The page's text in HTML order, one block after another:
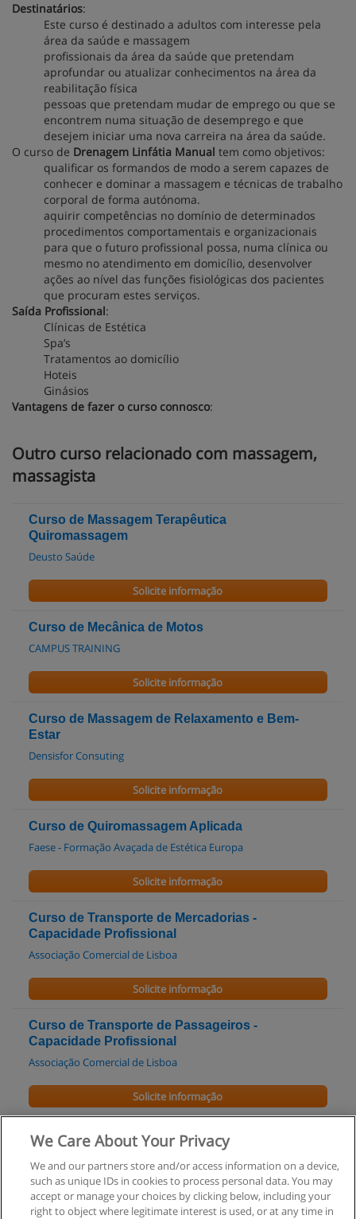
Destinatários:
Este curso é destinado a adultos com interesse pela
área da saúde e massagem
profissionais da área da saúde que pretendam
aprofundar ou atualizar conhecimentos na área da
reabilitação física
pessoas que pretendam mudar de emprego ou que se
encontrem numa situação de desemprego e que
desejem iniciar uma nova carreira na área da saúde.
O curso de Drenagem Linfátia Manual tem como objetivos:
qualificar os formandos de modo a serem capazes de
conhecer e dominar a massagem e técnicas de trabalho
corporal de forma autónoma.
aquirir competências no domínio de determinados
procedimentos comportamentais e organizacionais
para que o futuro profissional possa, numa clínica ou
mesmo no atendimento em domicílio, desenvolver
ações ao nível das funções fisiológicas dos pacientes
que procuram estes serviços.
Saída Profissional:
Clínicas de Estética
Spa’s
Tratamentos ao domicílio
Hoteis
Ginásios
Vantagens de fazer o curso connosco:
Outro curso relacionado com massagem,
massagista
Curso de Massagem Terapêutica
Quiromassagem
Deusto Saúde
Solicite informação
Curso de Mecânica de Motos
CAMPUS TRAINING
Solicite informação
Curso de Massagem de Relaxamento e Bem-
Estar
Densisfor Consuting
Solicite informação
Curso de Quiromassagem Aplicada
Faese - Formação Avaçada de Estética Europa
Solicite informação
Curso de Transporte de Mercadorias -
Capacidade Profissional
Associação Comercial de Lisboa
Solicite informação
Curso de Transporte de Passageiros -
Capacidade Profissional
Associação Comercial de Lisboa
Solicite informação
Curso de Operador de Central de Alarmes
Solicite informação
We Care About Your Privacy
We and our partners store and/or access information on a device,
such as unique IDs in cookies to process personal data. You may
accept or manage your choices by clicking below, including your
right to object where legitimate interest is used, or at any time in